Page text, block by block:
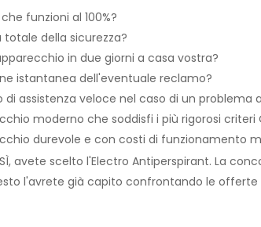
funzioni al 100%?
della sicurezza?
in due giorni a casa vostra?
istantanea dell'eventuale reclamo?
assistenza veloce nel caso di un problema
moderno che soddisfi i più rigorosi criteri
durevole e con costi di funzionamento
avete scelto l'Electro Antiperspirant. La
l'avrete già capito confrontando le offerte